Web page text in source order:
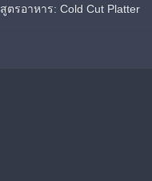
สูตรอาหาร: Cold Cut Platter